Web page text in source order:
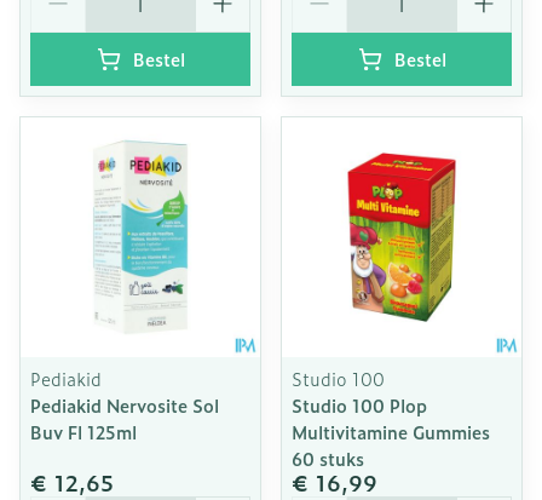
Bestel Bestel
Pediakid
Pediakid Nervosite Sol
Buv Fl 125ml
€ 12,65
Studio 100
Studio 100 Plop
Multivitamine Gummies
60 stuks
€ 16,99